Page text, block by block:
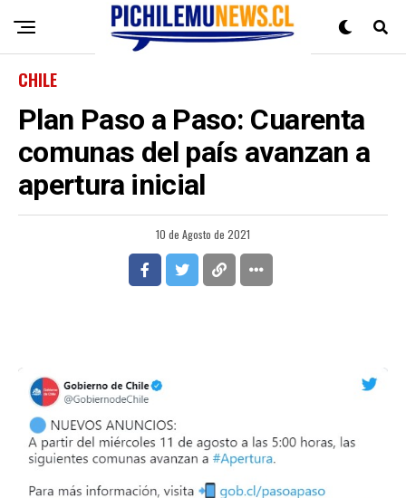
CHILE
Plan Paso a Paso: Cuarenta
comunas del país avanzan a
apertura inicial
10 de Agosto de 2021